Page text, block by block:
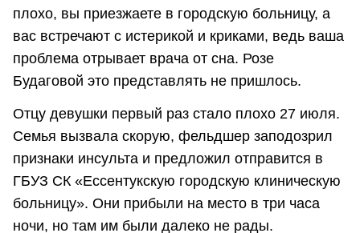
плохо, вы приезжаете в городскую больницу, а
вас встречают с истерикой и криками, ведь ваша
проблема отрывает врача от сна. Розе
Будаговой это представлять не пришлось.
Отцу девушки первый раз стало плохо 27 июля.
Семья вызвала скорую, фельдшер заподозрил
признаки инсульта и предложил отправится в
ГБУЗ СК «Ессентукскую городскую клиническую
больницу». Они прибыли на место в три часа
ночи, но там им были далеко не рады.